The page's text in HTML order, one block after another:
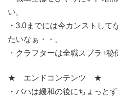
い。
・3.0までには今カンストして
たいなぁ・・。
・クラフターは全職スプラ+秘
★ エンドコンテンツ ★
・バハは緩和の後にちょっと